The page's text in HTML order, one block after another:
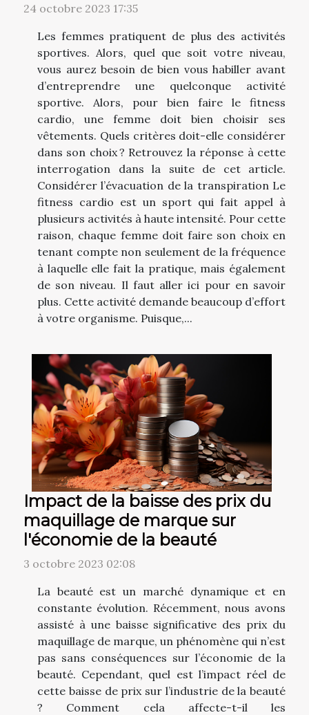
24 octobre 2023 17:35
Les femmes pratiquent de plus des activités
sportives. Alors, quel que soit votre niveau,
vous aurez besoin de bien vous habiller avant
d’entreprendre une quelconque activité
sportive. Alors, pour bien faire le fitness
cardio, une femme doit bien choisir ses
vêtements. Quels critères doit-elle considérer
dans son choix ? Retrouvez la réponse à cette
interrogation dans la suite de cet article.
Considérer l’évacuation de la transpiration Le
fitness cardio est un sport qui fait appel à
plusieurs activités à haute intensité. Pour cette
raison, chaque femme doit faire son choix en
tenant compte non seulement de la fréquence
à laquelle elle fait la pratique, mais également
de son niveau. Il faut aller ici pour en savoir
plus. Cette activité demande beaucoup d’effort
à votre organisme. Puisque,...
Impact de la baisse des prix du
maquillage de marque sur
l'économie de la beauté
3 octobre 2023 02:08
La beauté est un marché dynamique et en
constante évolution. Récemment, nous avons
assisté à une baisse significative des prix du
maquillage de marque, un phénomène qui n’est
pas sans conséquences sur l’économie de la
beauté. Cependant, quel est l’impact réel de
cette baisse de prix sur l’industrie de la beauté
? Comment cela affecte-t-il les